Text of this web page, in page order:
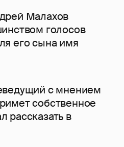
Малахов
голосов
его сына имя
с мнением
собственное
рассказать в